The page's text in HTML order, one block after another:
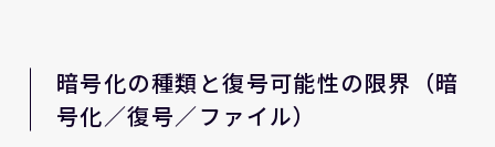
暗号化の種類と復号可能性の限界（暗
号化／復号／ファイル）